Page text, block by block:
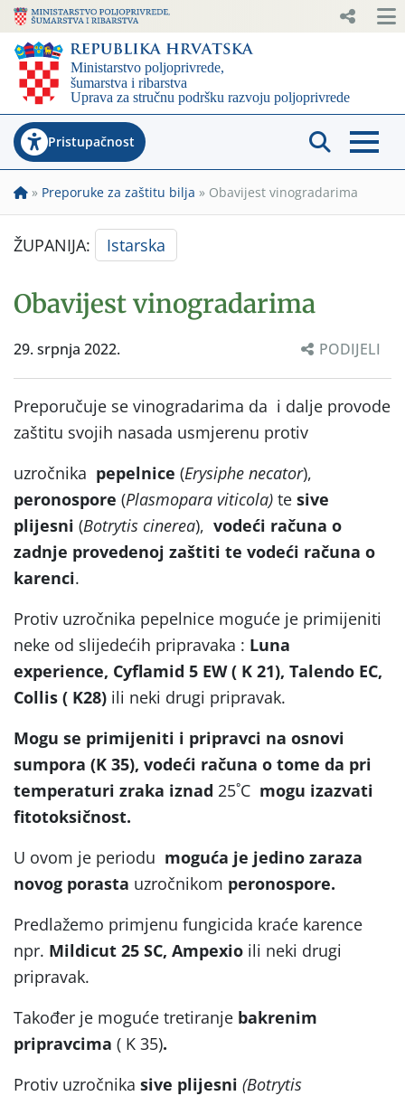
Pristupačnost
» Preporuke za zaštitu bilja » Obavijest vinogradarima
ŽUPANIJA: Istarska
Obavijest vinogradarima
29. srpnja 2022. PODIJELI
Preporučuje se vinogradarima da i dalje provode
zaštitu svojih nasada usmjerenu protiv
uzročnika pepelnice (Erysiphe necator),
peronospore (Plasmopara viticola) te sive
plijesni (Botrytis cinerea), vodeći računa o
zadnje provedenoj zaštiti te vodeći računa o
karenci.
Protiv uzročnika pepelnice moguće je primijeniti
neke od slijedećih pripravaka : Luna
experience, Cyflamid 5 EW ( K 21), Talendo EC,
Collis ( K28) ili neki drugi pripravak.
Mogu se primijeniti i pripravci na osnovi
sumpora (K 35), vodeći računa o tome da pri
temperaturi zraka iznad 25˚C mogu izazvati
fitotoksičnost.
U ovom je periodu moguća je jedino zaraza
novog porasta uzročnikom peronospore.
Predlažemo primjenu fungicida kraće karence
npr. Mildicut 25 SC, Ampexio ili neki drugi
pripravak.
Također je moguće tretiranje bakrenim
pripravcima ( K 35).
Protiv uzročnika sive plijesni (Botrytis